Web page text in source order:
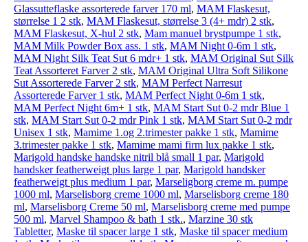
Glassutteflaske assorterede farver 170 ml, MAM Flaskesut,
størrelse 1 2 stk, MAM Flaskesut, størrelse 3 (4+ mdr) 2 stk,
MAM Flaskesut, X-hul 2 stk, Mam manuel brystpumpe 1 stk,
MAM Milk Powder Box ass. 1 stk, MAM Night 0-6m 1 stk,
MAM Night Silk Teat Sut 6 mdr+ 1 stk, MAM Original Sut Silk
Teat Assorteret Farver 2 stk, MAM Original Ultra Soft Silikone
Sut Assorterede Farver 2 stk, MAM Perfect Narresut
Assorterede Farver 1 stk, MAM Perfect Night 0-6m 1 stk,
MAM Perfect Night 6m+ 1 stk, MAM Start Sut 0-2 mdr Blue 1
stk, MAM Start Sut 0-2 mdr Pink 1 stk, MAM Start Sut 0-2 mdr
Unisex 1 stk, Mamime 1.og 2.trimester pakke 1 stk, Mamime
3.trimester pakke 1 stk, Mamime mami firm lux pakke 1 stk,
Marigold handske handske nitril blå small 1 par, Marigold
handsker featherweigt plus large 1 par, Marigold handsker
featherweigt plus medium 1 par, Marseligborg creme m. pumpe
1000 ml, Marselisborg creme 1000 ml, Marselisborg creme 180
ml, Marselisborg Creme 50 ml, Marselisborg creme med pumpe
500 ml, Marvel Shampoo & bath 1 stk., Marzine 30 stk
Tabletter, Maske til spacer large 1 stk, Maske til spacer medium